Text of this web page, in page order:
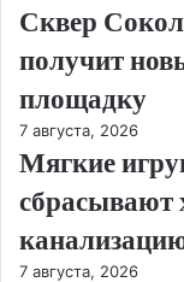
Сквер
получит
площадку
7 августа, 2026
Мягкие
сбрасывают
7 августа, 2026